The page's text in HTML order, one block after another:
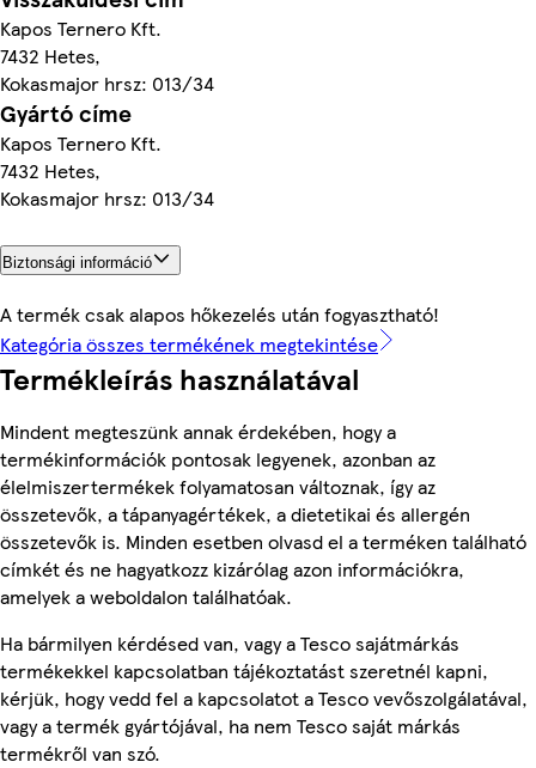
Kapos Ternero Kft.
7432 Hetes,
Kokasmajor hrsz: 013/34
Gyártó címe
Kapos Ternero Kft.
7432 Hetes,
Kokasmajor hrsz: 013/34
Biztonsági információ
A termék csak alapos hőkezelés után fogyasztható!
Kategória összes termékének megtekintése
Termékleírás használatával
Mindent megteszünk annak érdekében, hogy a
termékinformációk pontosak legyenek, azonban az
élelmiszertermékek folyamatosan változnak, így az
összetevők, a tápanyagértékek, a dietetikai és allergén
összetevők is. Minden esetben olvasd el a terméken található
címkét és ne hagyatkozz kizárólag azon információkra,
amelyek a weboldalon találhatóak.
Ha bármilyen kérdésed van, vagy a Tesco sajátmárkás
termékekkel kapcsolatban tájékoztatást szeretnél kapni,
kérjük, hogy vedd fel a kapcsolatot a Tesco vevőszolgálatával,
vagy a termék gyártójával, ha nem Tesco saját márkás
termékről van szó.